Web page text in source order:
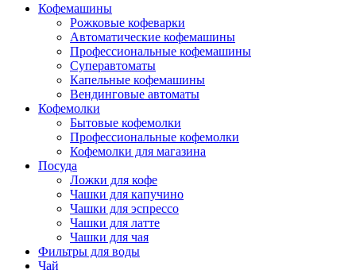
Кофемашины
Рожковые кофеварки
Автоматические кофемашины
Профессиональные кофемашины
Суперавтоматы
Капельные кофемашины
Вендинговые автоматы
Кофемолки
Бытовые кофемолки
Профессиональные кофемолки
Кофемолки для магазина
Посуда
Ложки для кофе
Чашки для капучино
Чашки для эспрессо
Чашки для латте
Чашки для чая
Фильтры для воды
Чай